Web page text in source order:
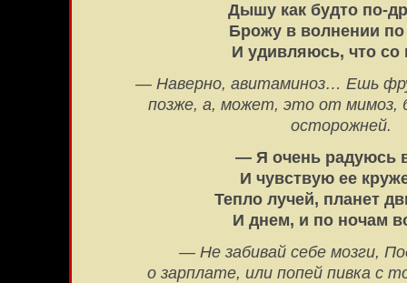
Дышу как будто по-
Брожу в волнении
И удивляюсь, что со
— Наверно, авитаминоз… Ешь
позже, а, может, это от мимоз,
осторожней.
— Я очень радуюсь
И чувствую ее
Тепло лучей, планет
И днем, и по ночам
— Не забивай себе мозги,
о зарплате, или попей пивка с